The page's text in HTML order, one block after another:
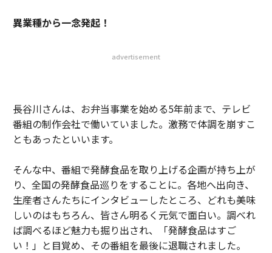
異業種から一念発起！
advertisement
長谷川さんは、お弁当事業を始める5年前まで、テレビ
番組の制作会社で働いていました。激務で体調を崩すこ
ともあったといいます。
そんな中、番組で発酵食品を取り上げる企画が持ち上が
り、全国の発酵食品巡りをすることに。各地へ出向き、
生産者さんたちにインタビューしたところ、どれも美味
しいのはもちろん、皆さん明るく元気で面白い。調べれ
ば調べるほど魅力も掘り出され、「発酵食品はすご
い！」と目覚め、その番組を最後に退職されました。